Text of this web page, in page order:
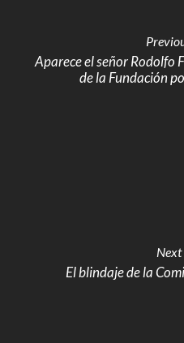
Aparece el señor Rodolfo
de la Fundación
Next
El blindaje de la